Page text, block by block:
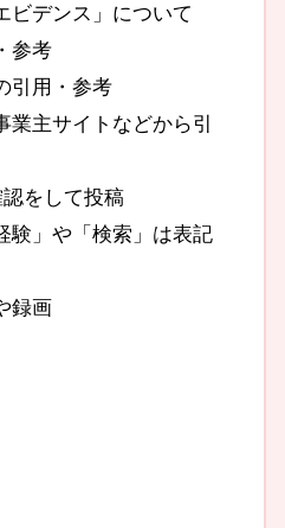
デンス」について
参考
引用・参考
業主サイトなどから引
認をして投稿
験」や「検索」は表記
録画